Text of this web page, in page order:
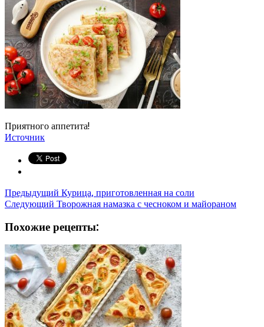
Приятного аппетита!
Источник
Предыдущий Курица, приготовленная на соли
Следующий Творожная намазка с чесноком и майораном
Похожие рецепты: